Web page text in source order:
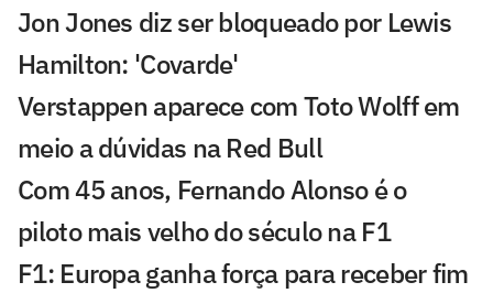
Jon Jones diz ser bloqueado por Lewis
Hamilton: 'Covarde'
Verstappen aparece com Toto Wolff em
meio a dúvidas na Red Bull
Com 45 anos, Fernando Alonso é o
piloto mais velho do século na F1
F1: Europa ganha força para receber fim